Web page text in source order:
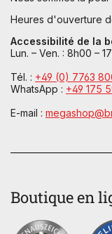
Heures d'ouverture
Accessibilité de la
Lun. – Ven. : 8h00 –
Tél. : +49 (0) 7763
WhatsApp : +49 175
E-mail :
Boutique en